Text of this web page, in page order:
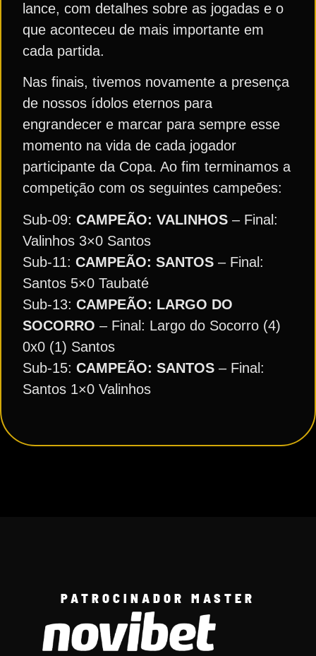
lance, com detalhes sobre as jogadas e o
que aconteceu de mais importante em
cada partida.
Nas finais, tivemos novamente a presença
de nossos ídolos eternos para
engrandecer e marcar para sempre esse
momento na vida de cada jogador
participante da Copa. Ao fim terminamos a
competição com os seguintes campeões:
Sub-09: CAMPEÃO: VALINHOS – Final:
Valinhos 3×0 Santos
Sub-11: CAMPEÃO: SANTOS – Final:
Santos 5×0 Taubaté
Sub-13: CAMPEÃO: LARGO DO
SOCORRO – Final: Largo do Socorro (4)
0x0 (1) Santos
Sub-15: CAMPEÃO: SANTOS – Final:
Santos 1×0 Valinhos
PATROCINADOR MASTER